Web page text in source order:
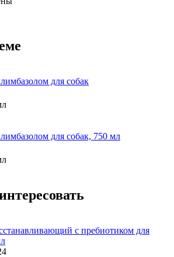
для собак
для собак, 750 мл
c пребиотиком для